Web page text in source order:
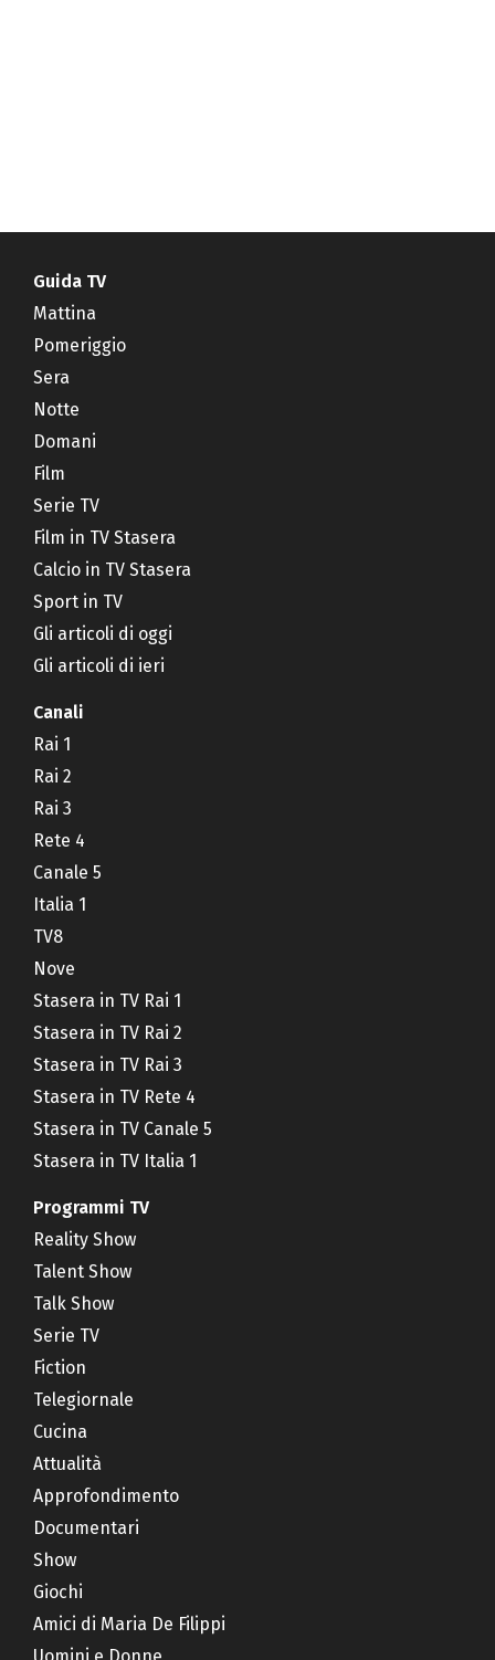
Guida TV
Mattina
Pomeriggio
Sera
Notte
Domani
Film
Serie TV
Film in TV Stasera
Calcio in TV Stasera
Sport in TV
Gli articoli di oggi
Gli articoli di ieri
Canali
Rai 1
Rai 2
Rai 3
Rete 4
Canale 5
Italia 1
TV8
Nove
Stasera in TV Rai 1
Stasera in TV Rai 2
Stasera in TV Rai 3
Stasera in TV Rete 4
Stasera in TV Canale 5
Stasera in TV Italia 1
Programmi TV
Reality Show
Talent Show
Talk Show
Serie TV
Fiction
Telegiornale
Cucina
Attualità
Approfondimento
Documentari
Show
Giochi
Amici di Maria De Filippi